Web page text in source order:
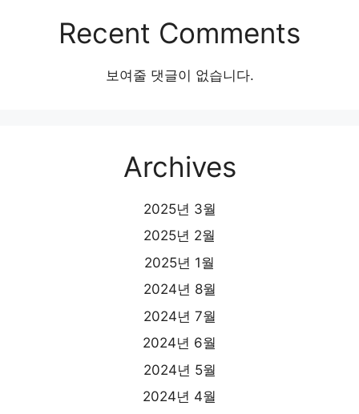
Recent Comments
보여줄 댓글이 없습니다.
Archives
2025년 3월
2025년 2월
2025년 1월
2024년 8월
2024년 7월
2024년 6월
2024년 5월
2024년 4월